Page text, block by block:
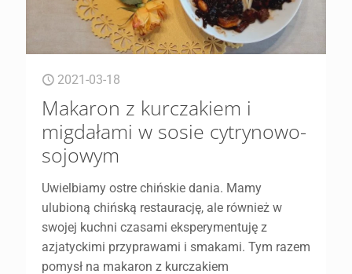
2021-03-18
Makaron z kurczakiem i
migdałami w sosie cytrynowo-
sojowym
Uwielbiamy ostre chińskie dania. Mamy
ulubioną chińską restaurację, ale również w
swojej kuchni czasami eksperymentuję z
azjatyckimi przyprawami i smakami. Tym razem
pomysł na makaron z kurczakiem